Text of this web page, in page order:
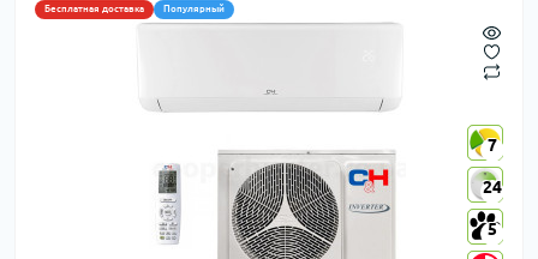
Бесплатная доставка Популярный
7
24
5
7
24
5